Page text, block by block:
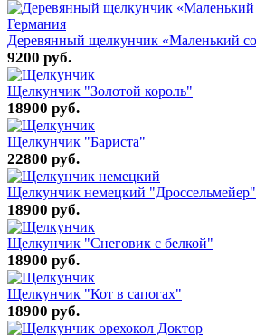
Деревянный щелкунчик «Маленький
9200 руб.
Щелкунчик "Золотой король"
18900 руб.
Щелкунчик "Бариста"
22800 руб.
Щелкунчик немецкий "Дроссельмейер"
18900 руб.
Щелкунчик "Снеговик с белкой"
18900 руб.
Щелкунчик "Кот в сапогах"
18900 руб.